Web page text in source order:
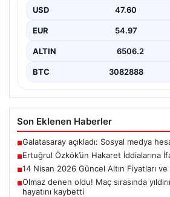
Cumhurbaşkanına hakaret
soruşturma kapsamında İstanbul
USD 47.60
EUR 54.97
ALTIN 6506.2
BTC 3082888
Son Eklenen Haberler
■Galatasaray açıkladı: Sosyal medya
■Ertuğrul Özkök’ün Hakaret İddialarına
■14 Nisan 2026 Güncel Altın Fiyatları
■Olmaz denen oldu! Maç sırasında
hayatını kaybetti